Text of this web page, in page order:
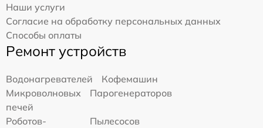
Наши услуги
Согласие на обработку персональных данных
Способы оплаты
Ремонт устройств
Водонагревателей
Кофемашин
Микроволновых
печей
Парогенераторов
Роботов-
Пылесосов